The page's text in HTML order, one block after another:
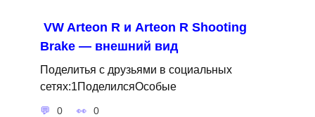
VW Arteon R и Arteon R Shooting
Brake — внешний вид
Поделитья с друзьями в социальных
сетях:1ПоделилсяОсобые
0 0